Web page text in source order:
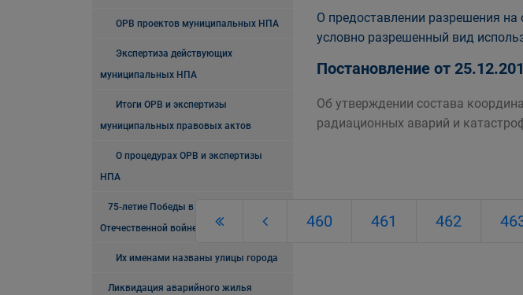
ОРВ проектов муниципальных НПА
Экспертиза действующих
муниципальных НПА
Итоги ОРВ и экспертизы
муниципальных правовых актов
О процедурах ОРВ и экспертизы
НПА
75-летие Победы в Великой
Отечественной войне
Их именами названы улицы города
Ликвидация аварийного жилья
О предоставлении разрешения на
условно разрешенный вид
Постановление от
Об утверждении состава
радиационных аварий и
460 461 462